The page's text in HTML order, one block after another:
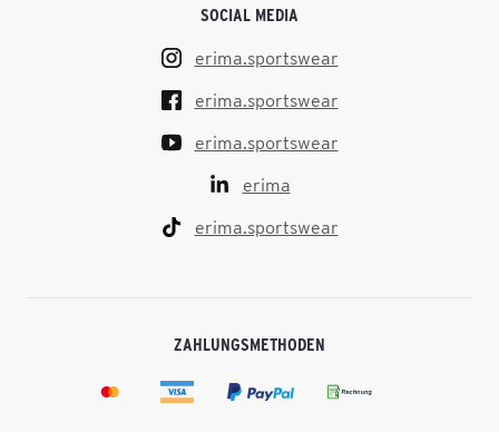
SOCIAL MEDIA
erima.sportswear
erima.sportswear
erima.sportswear
erima
erima.sportswear
ZAHLUNGSMETHODEN